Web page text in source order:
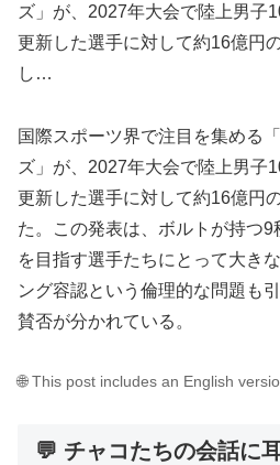
ズ」が、2027年大会で陸上男子
更新した選手に対して約16億円
し…
国際スポーツ界で注目を集める
ズ」が、2027年大会で陸上男子
更新した選手に対して約16億円
た。この発表は、ボルトが持つ9
を目指す選手たちにとって大き
ング容認という倫理的な問題も
賛否が分かれている。
🌐 This post includes an English
💬 チャコたちの会話に